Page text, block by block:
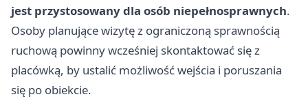
jest przystosowany dla osób niepełnosprawnych.
Osoby planujące wizytę z ograniczoną sprawnością
ruchową powinny wcześniej skontaktować się z
placówką, by ustalić możliwość wejścia i poruszania
się po obiekcie.